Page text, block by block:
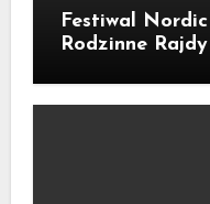
Festiwal
Rodzinne